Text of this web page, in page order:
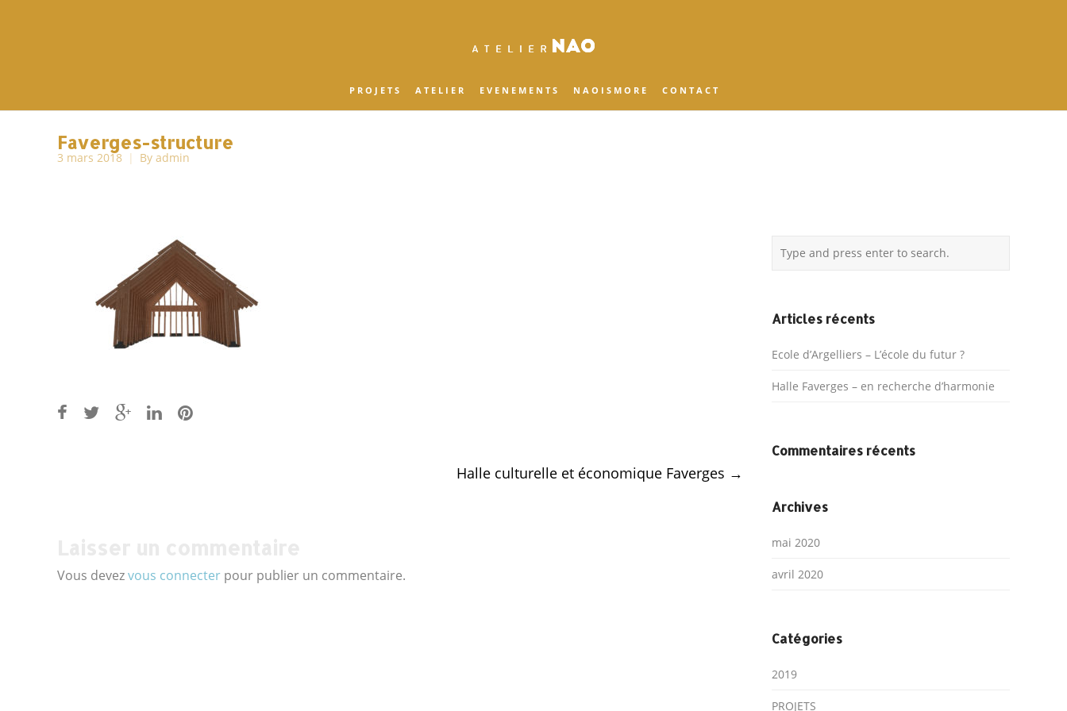
P R O J E T S A T E L I E R E V E N E M E N T S N A O I S M O R E C O N T A C T
Faverges-structure
3 mars 2018 By admin
Halle culturelle et économique Faverges →
Vous devezvous connecter pour publier un commentaire.
Articles récents
Ecole d’Argelliers – L’école du futur ?
Halle Faverges – en recherche d’harmonie
Commentaires récents
Archives
mai 2020
avril 2020
Catégories
2019
PROJETS